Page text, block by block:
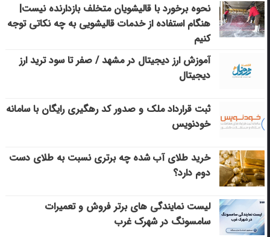
نحوه برخورد با قالیشویان متخلف بازدارنده نیست|
هنگام استفاده از خدمات قالیشویی به چه نکاتی توجه
کنیم
آموزش ارز دیجیتال در مشهد / صفر تا سود ترید ارز
دیجیتال
ثبت قرارداد ملک و صدور کد رهگیری رایگان با سامانه
خودنویس
خرید طلای آب شده چه برتری نسبت به طلای دست
دوم دارد؟
لیست نمایندگی های برتر فروش و تعمیرات
سامسونگ در شهرک غرب